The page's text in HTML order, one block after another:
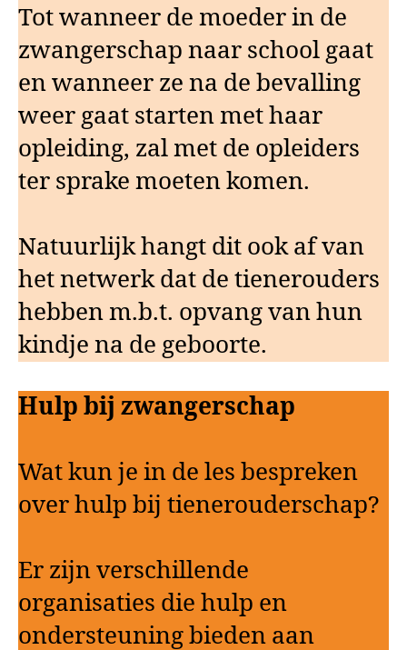
Tot wanneer de moeder in de
zwangerschap naar school gaat
en wanneer ze na de bevalling
weer gaat starten met haar
opleiding, zal met de opleiders
ter sprake moeten komen.
Natuurlijk hangt dit ook af van
het netwerk dat de tienerouders
hebben m.b.t. opvang van hun
kindje na de geboorte.
Hulp bij zwangerschap
Wat kun je in de les bespreken
over hulp bij tienerouderschap?
Er zijn verschillende
organisaties die hulp en
ondersteuning bieden aan